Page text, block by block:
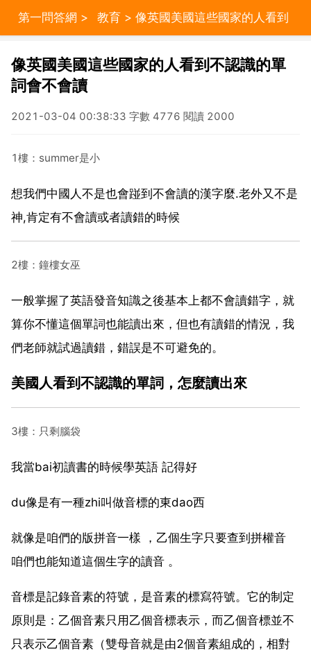
第一問答網 > 教育 > 像英國美國這些國家的人看到
不認識的單詞會不會讀
像英國美國這些國家的人看到不認識的單
詞會不會讀
2021-03-04 00:38:33 字數 4776 閱讀 2000
1樓：summer是小
想我們中國人不是也會踫到不會讀的漢字麼.老外又不是
神,肯定有不會讀或者讀錯的時候
2樓：鐘樓女巫
一般掌握了英語發音知識之後基本上都不會讀錯字，就
算你不懂這個單詞也能讀出來，但也有讀錯的情況，我
們老師就試過讀錯，錯誤是不可避免的。
美國人看到不認識的單詞，怎麼讀出來
3樓：只剩腦袋
我當bai初讀書的時候學英語 記得好
du像是有一種zhi叫做音標的東dao西
就像是咱們的版拼音一樣 ，乙個生字只要查到拼權音
咱們也能知道這個生字的讀音 。
音標是記錄音素的符號，是音素的標寫符號。它的制定
原則是：乙個音素只用乙個音標表示，而乙個音標並不
只表示乙個音素（雙母音就是由2個音素組成的，相對